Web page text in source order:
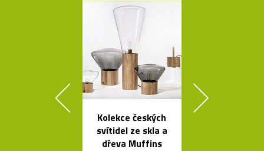
Kolekce českých
svítidel ze skla a
dřeva Muffins